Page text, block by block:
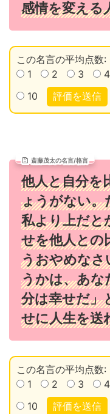
感情を変える
この名言の平均点数
1
2 3 4
10
評価を送信
斎藤茂太の名言/格言
他人と自分を
ょうがない。
私より上だと
せを他人との
うおやめなさ
うかは、あな
分は幸せだ」
せに人生を送
この名言の平均点数
1
2 3 4
10
評価を送信